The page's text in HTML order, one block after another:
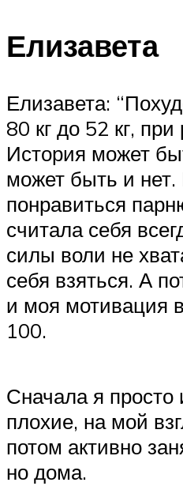
Елизавета
Елизавета:
80 кг до 52 кг,
История может
может быть и нет.
понравиться
считала себя
силы воли не
себя взяться. А
и моя мотивация
100.
Сначала я просто
плохие, на мой
потом активно
но дома.